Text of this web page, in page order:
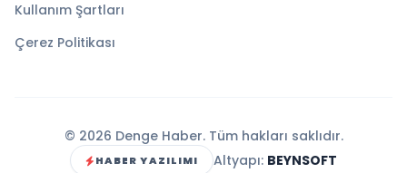
Kullanım Şartları
Çerez Politikası
© 2026 Denge Haber. Tüm hakları saklıdır.
HABER YAZILIMI Altyapı: BEYNSOFT